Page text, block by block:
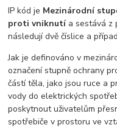
IP kód je Mezinárodní
proti vniknutí a sestává z
následují dvě číslice a
Jak je definováno v
označení stupně ochrany
částí těla, jako jsou ruce a
vody do elektrických
poskytnout uživatelům
spotřebiče v prostoru ve